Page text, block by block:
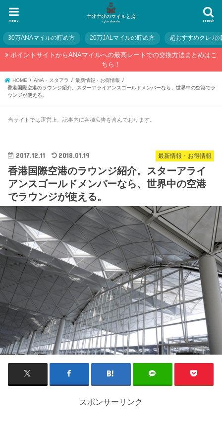
search
menu
30万ANAマイルの貯め方 20万JALマイルの貯め方 超おすすめクレカ
ポイントサイトからANAマイルへの最高レートでの交換方法まとめはこ
ちら！
HOME ANA・スタアラ
最新情報・お得情報
香港国際空港のラウンジ紹介。スターアライアンスゴールドメンバーなら、世界中の空港でラ
ウンジが使える。
当サイトでは運営上、記事内に各種広告を含んでおります。
最新情報・お得情報
2017.12.11 2018.01.19
香港国際空港のラウンジ紹介。スターアライ
アンスゴールドメンバーなら、世界中の空港
でラウンジが使える。
スポンサーリンク